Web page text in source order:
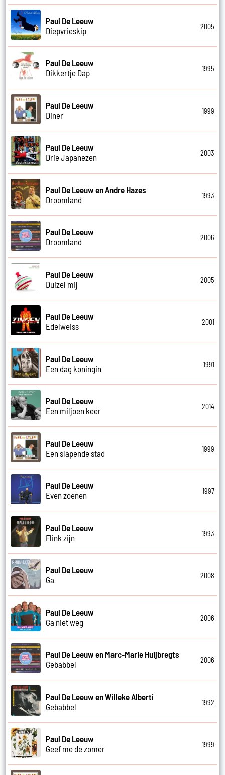
Paul De Leeuw
Diepvrieskip
2005
Paul De Leeuw
Dikkertje Dap
1995
Paul De Leeuw
Diner
1999
Paul De Leeuw
Drie Japanezen
2003
Paul De Leeuw en Andre Hazes
Droomland
1993
Paul De Leeuw
Droomland
2006
Paul De Leeuw
Duizel mij
2005
Paul De Leeuw
Edelweiss
2001
Paul De Leeuw
Een dag koningin
1991
Paul De Leeuw
Een miljoen keer
2014
Paul De Leeuw
Een slapende stad
1999
Paul De Leeuw
Even zoenen
1997
Paul De Leeuw
Flink zijn
1993
Paul De Leeuw
Ga
2008
Paul De Leeuw
Ga niet weg
2006
Paul De Leeuw en Marc-Marie Huijbregts
Gebabbel
2006
Paul De Leeuw en Willeke Alberti
Gebabbel
1992
Paul De Leeuw
Geef me de zomer
1999